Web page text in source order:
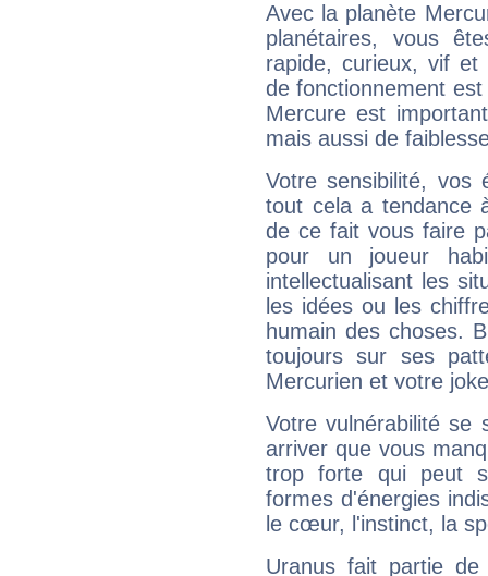
Avec la planète
planétaires, vous
rapide, curieux, vif et
de fonctionnement
Mercure est
mais aussi de
Votre sensibilité,
tout cela a tendance
de ce fait vous faire
pour un joueur
intellectualisant les
les idées ou les
humain des choses.
toujours sur ses
Mercurien et votre
Votre vulnérabilité se
arriver que vous
trop forte qui peut
formes d'énergies
le cœur, l'instinct, la
Uranus fait partie